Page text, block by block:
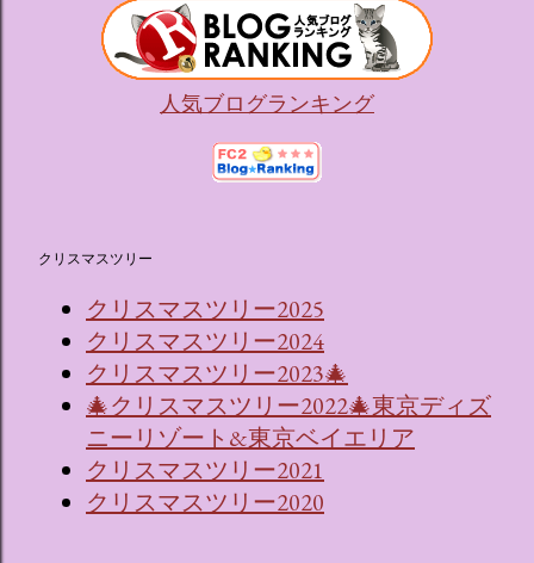
人気ブログランキング
クリスマスツリー
クリスマスツリー2025
クリスマスツリー2024
クリスマスツリー2023🎄
🎄クリスマスツリー2022🎄東京ディズ
ニーリゾート&東京ベイエリア
クリスマスツリー2021
クリスマスツリー2020